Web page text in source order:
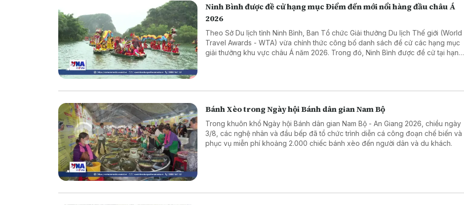
Ninh Bình được đề cử hạng mục Điểm đến mới nổi hàng đầu châu Á
2026
Theo Sở Du lịch tỉnh Ninh Bình, Ban Tổ chức Giải thưởng Du lịch Thế giới (World
Travel Awards - WTA) vừa chính thức công bố danh sách đề cử các hạng mục
giải thưởng khu vực châu Á năm 2026. Trong đó, Ninh Bình được đề cử tại hạng
Bánh Xèo trong Ngày hội Bánh dân gian Nam Bộ
Trong khuôn khổ Ngày hội Bánh dân gian Nam Bộ - An Giang 2026, chiều ngày
3/8, các nghệ nhân và đầu bếp đã tổ chức trình diễn cá công đoạn chế biến và
phục vụ miễn phí khoảng 2.000 chiếc bánh xèo đến người dân và du khách.